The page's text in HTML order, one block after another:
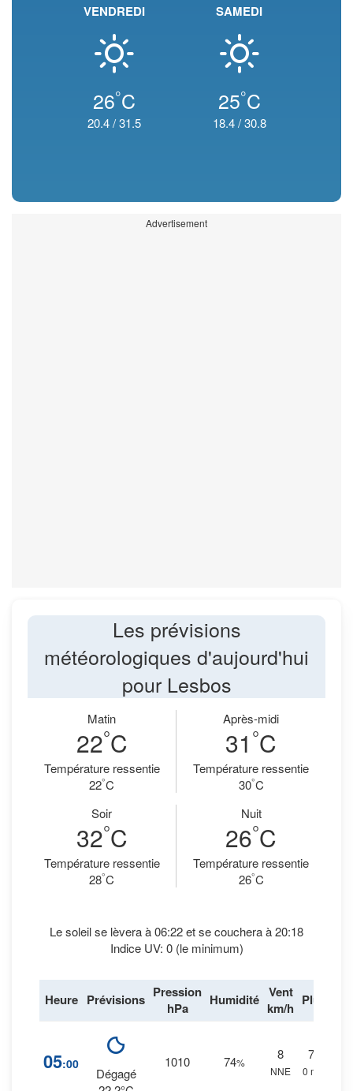
VENDREDI
26°C
20.4/31.5
SAMEDI
25°C
18.4/30.8
Advertisement
Les prévisions
météorologiques d'aujourd'hui
pour Lesbos
Matin
22°C
Température ressentie
22°C
Après-midi
31 °C
Température ressentie
30°C
Soir
32°C
Température ressentie
28°C
Nuit
26°C
Température ressentie
26°C
Le soleil se lèvera à 06:22 et se couchera à 20:18
Indice UV: 0 (le minimum)
Heure Prévisions Pression
hPa
Humidité Vent
km/h Pluie
05:00
Dégagé
1010 74%
8
NNE
7
0 mm.